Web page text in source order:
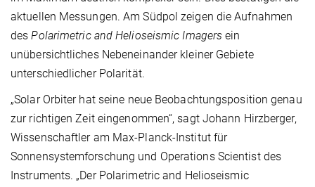
aktuellen Messungen. Am Südpol zeigen die Aufnahmen
desPolarimetric and Helioseismic Imagersein
unübersichtliches Nebeneinander kleiner Gebiete
unterschiedlicher Polarität.
„Solar Orbiter hat seine neue Beobachtungsposition genau
zur richtigen Zeit eingenommen“, sagt Johann Hirzberger,
Wissenschaftler am Max-Planck-Institut für
Sonnensystemforschung und Operations Scientist des
Instruments. „Der Polarimetric and Helioseismic